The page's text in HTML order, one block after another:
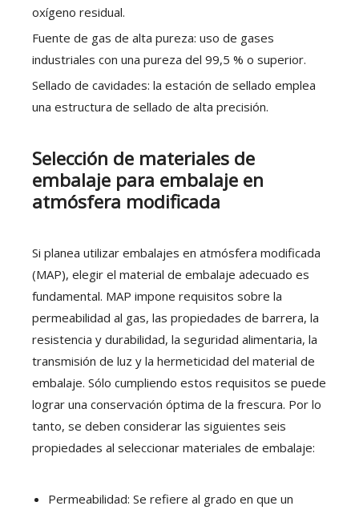
oxígeno residual.
Fuente de gas de alta pureza: uso de gases
industriales con una pureza del 99,5 % o superior.
Sellado de cavidades: la estación de sellado emplea
una estructura de sellado de alta precisión.
Selección de materiales de
embalaje para embalaje en
atmósfera modificada
Si planea utilizar embalajes en atmósfera modificada
(MAP), elegir el material de embalaje adecuado es
fundamental. MAP impone requisitos sobre la
permeabilidad al gas, las propiedades de barrera, la
resistencia y durabilidad, la seguridad alimentaria, la
transmisión de luz y la hermeticidad del material de
embalaje. Sólo cumpliendo estos requisitos se puede
lograr una conservación óptima de la frescura. Por lo
tanto, se deben considerar las siguientes seis
propiedades al seleccionar materiales de embalaje:
Permeabilidad: Se refiere al grado en que un